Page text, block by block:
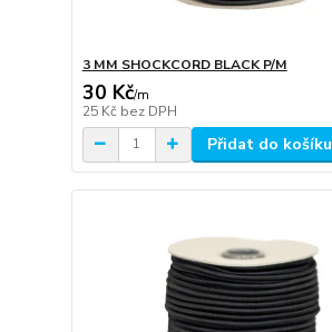
3 MM SHOCKCORD BLACK P/M
30 Kč/m
25 Kč bez DPH
Přidat do košíku